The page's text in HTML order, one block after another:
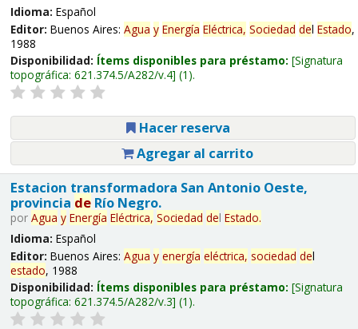
Idioma: Español
Editor: Buenos Aires: Agua y Energía Eléctrica, Sociedad del Estado,
1988
Disponibilidad: Ítems disponibles para préstamo: Signatura
topográfica: 621.374.5/A282/v.4 (1).
Hacer reserva
Agregar al carrito
Estacion transformadora San Antonio Oeste,
provincia deRío Negro.
por Agua y Energía Eléctrica, Sociedad del Estado.
Idioma: Español
Editor: Buenos Aires: Agua y energía eléctrica, sociedad del
estado, 1988
Disponibilidad: Ítems disponibles para préstamo: Signatura
topográfica: 621.374.5/A282/v.3 (1).